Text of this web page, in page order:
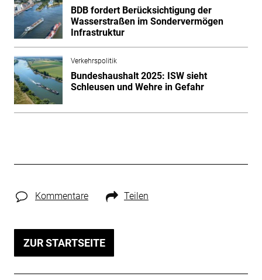
BDB fordert Berücksichtigung der
Wasserstraßen im Sondervermögen
Infrastruktur
Verkehrspolitik
Bundeshaushalt 2025: ISW sieht
Schleusen und Wehre in Gefahr
Kommentare Teilen
ZUR STARTSEITE